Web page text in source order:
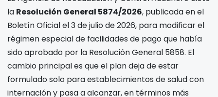
la Resolución General 5874/2026, publicada en el
Boletín Oficial el 3 de julio de 2026, para modificar el
régimen especial de facilidades de pago que había
sido aprobado por la Resolución General 5858. El
cambio principal es que el plan deja de estar
formulado solo para establecimientos de salud con
internación y pasa a alcanzar, en términos más